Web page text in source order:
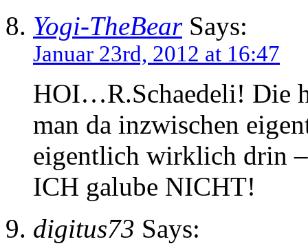
Yogi-TheBearSays:
Januar 23rd, 2012 at 16:47
HOI…R.Schaedeli! Die
man da inzwischen
eigentlich wirklich drin
ICH galube NICHT!
digitus73 Says: